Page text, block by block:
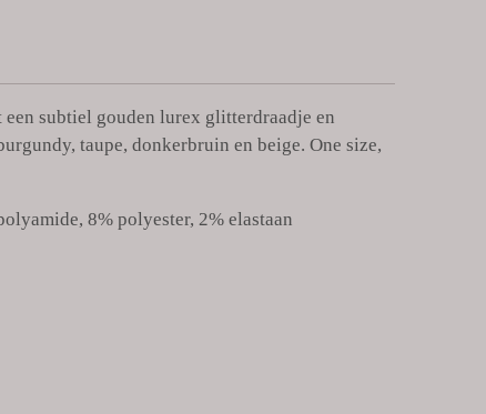
subtiel gouden lurex glitterdraadje en
taupe, donkerbruin en beige. One size,
8% polyester, 2% elastaan